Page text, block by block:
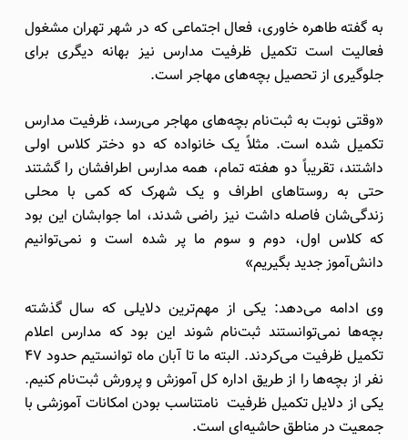
به گفته طاهره خاوری، فعال اجتماعی که در شهر تهران مشغول
فعالیت است تکمیل ظرفیت مدارس نیز بهانه دیگری برای
جلوگیری از تحصیل بچه‌های مهاجر است.
«وقتی نوبت به ثبت‌نام بچه‌های مهاجر می‌رسد، ظرفیت مدارس
تکمیل شده است. مثلاً یک خانواده که دو دختر کلاس اولی
داشتند، تقریباً دو هفته تمام، همه مدارس اطرافشان را گشتند
حتی به روستاهای اطراف و یک شهرک که کمی با محلی
زندگی‌شان فاصله داشت نیز راضی شدند، اما جوابشان این بود
که کلاس اول، دوم و سوم ما پر شده است و نمی‌توانیم
دانش‌آموز جدید بگیریم»
وی ادامه می‌دهد: یکی از مهم‌ترین دلایلی که سال گذشته
بچه‌ها نمی‌توانستند ثبت‌نام شوند این بود که مدارس اعلام
تکمیل ظرفیت می‌کردند. البته ما تا آبان ماه توانستیم حدود 47
نفر از بچه‌ها را از طریق اداره کل آموزش و پرورش ثبت‌نام کنیم.
یکی از دلایل تکمیل ظرفیت نامتناسب بودن امکانات آموزشی با
جمعیت در مناطق حاشیه‌ای است.